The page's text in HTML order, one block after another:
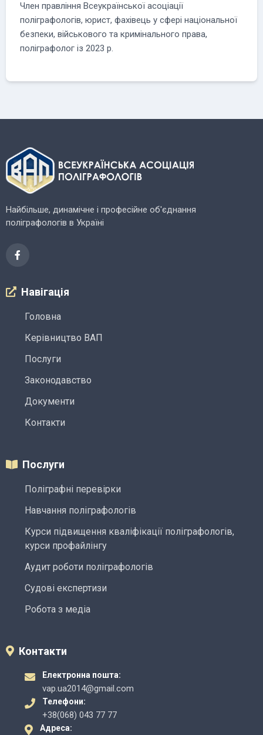
Член правління Всеукраїнської асоціації
поліграфологів, юрист, фахівець у сфері національної
безпеки, військового та кримінального права,
поліграфолог із 2023 р.
Найбільше, динамічне і професійне об'єднання
поліграфологів в Україні
Навігація
Головна
Керівництво ВАП
Послуги
Законодавство
Документи
Контакти
Послуги
Поліграфні перевірки
Навчання поліграфологів
Курси підвищення кваліфікації поліграфологів,
курси профайлінгу
Аудит роботи поліграфологів
Судові експертизи
Робота з медіа
Контакти
Електронна пошта:
vap.ua2014@gmail.com
Телефони:
+38(068) 043 77 77
Адреса: